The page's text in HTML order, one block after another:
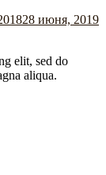
28 июня, 2019
elit, sed do
aliqua.